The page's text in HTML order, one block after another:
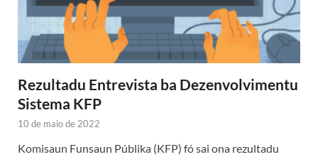
Rezultadu Entrevista ba Dezenvolvimentu
Sistema KFP
10 de maio de 2022
Komisaun Funsaun Públika (KFP) fó sai ona rezultadu